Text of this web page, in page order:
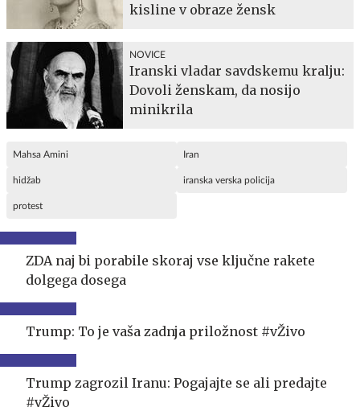
kisline v obraze žensk
NOVICE
Iranski vladar savdskemu kralju:
Dovoli ženskam, da nosijo
minikrila
Mahsa Amini Iran
hidžab iranska verska policija
protest
ZDA naj bi porabile skoraj vse ključne rakete
dolgega dosega
Trump: To je vaša zadnja priložnost #vŽivo
Trump zagrozil Iranu: Pogajajte se ali predajte
#vŽivo